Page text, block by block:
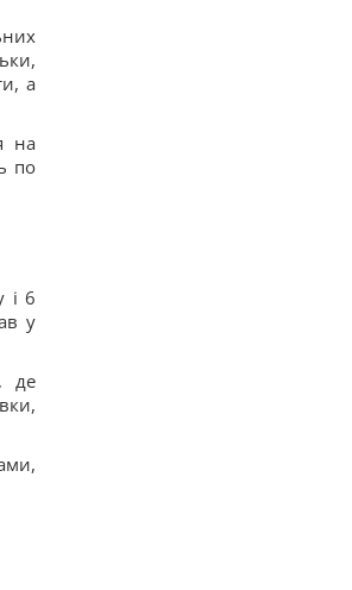
а
на
по
і 6
у
де